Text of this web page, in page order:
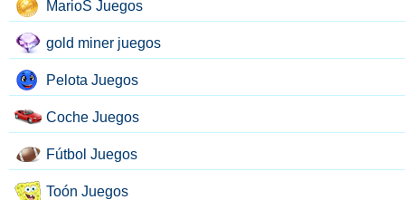
MarioS Juegos
gold miner juegos
Pelota Juegos
Coche Juegos
Fútbol Juegos
Toón Juegos